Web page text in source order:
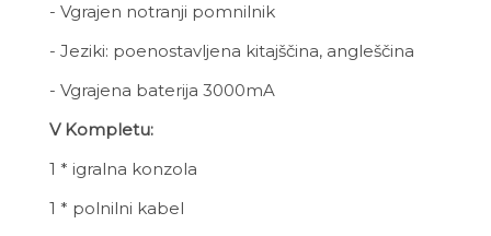
- Vgrajen notranji pomnilnik
- Jeziki: poenostavljena kitajščina, angleščina
- Vgrajena baterija 3000mA
V Kompletu:
1 * igralna konzola
1 * polnilni kabel